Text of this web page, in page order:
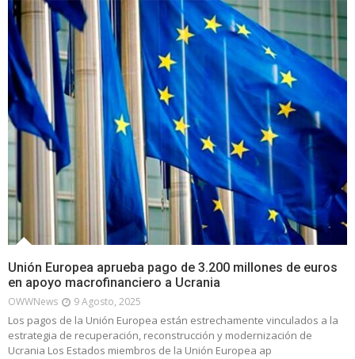
Unión Europea aprueba pago de 3.200 millones de euros
en apoyo macrofinanciero a Ucrania
OWWNews 9 Agosto, 2025
Los pagos de la Unión Europea están estrechamente vinculados a la
estrategia de recuperación, reconstrucción y modernización de
Ucrania Los Estados miembros de la Unión Europea ap